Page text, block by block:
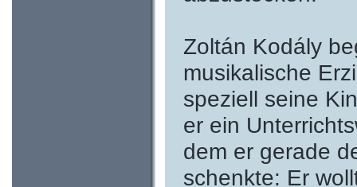
Zoltán Kodály
musikalische
speziell seine
er ein
dem er gerade
schenkte: Er